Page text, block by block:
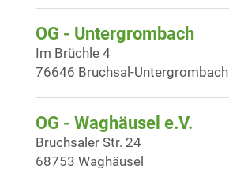
OG - Untergrombach
Im Brüchle 4
76646 Bruchsal-Untergrombach
OG - Waghäusel e.V.
Bruchsaler Str. 24
68753 Waghäusel